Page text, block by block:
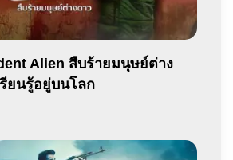
Alien สืบร้ายมนุษย์ต่าง
รียนรู้อยู่บนโลก